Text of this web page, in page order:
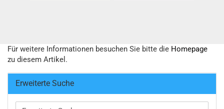
Für weitere Informationen besuchen Sie bitte die Homepage
zu diesem Artikel.
Erweiterte Suche
Erweiterte